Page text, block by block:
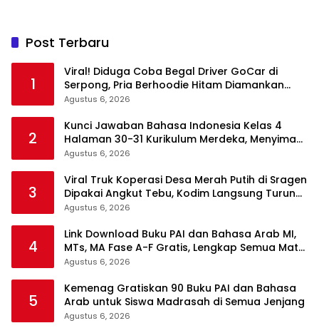
Post Terbaru
1
Viral! Diduga Coba Begal Driver GoCar di
Serpong, Pria Berhoodie Hitam Diamankan
Warga dan Polisi
Agustus 6, 2026
2
Kunci Jawaban Bahasa Indonesia Kelas 4
Halaman 30-31 Kurikulum Merdeka, Menyimak
Teks Kepala Suku Len
Agustus 6, 2026
3
Viral Truk Koperasi Desa Merah Putih di Sragen
Dipakai Angkut Tebu, Kodim Langsung Turun
Tangan
Agustus 6, 2026
4
Link Download Buku PAI dan Bahasa Arab MI,
MTs, MA Fase A-F Gratis, Lengkap Semua Mata
Pelajaran
Agustus 6, 2026
5
Kemenag Gratiskan 90 Buku PAI dan Bahasa
Arab untuk Siswa Madrasah di Semua Jenjang
Agustus 6, 2026